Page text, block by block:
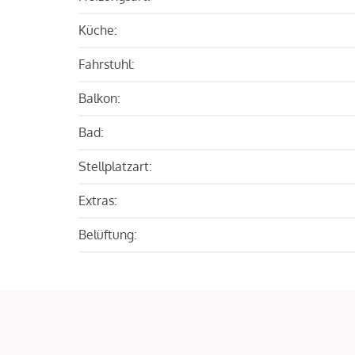
Küche:
Fahrstuhl:
Balkon:
Bad:
Stellplatzart:
Extras:
Belüftung: